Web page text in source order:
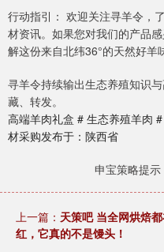
行动指引： 欢迎关注寻羊令，
材资讯。如果您对我们的产品
解这份来自北纬36°的天然好羊
寻羊令持续输出生态养殖知识
藏、转发。
高端羊肉礼盒 # 生态养殖羊肉
材采购发布于：陕西省
申宝策略提示
上一篇： 天策吧 当全网烘焙
红，它真的不是馒头！